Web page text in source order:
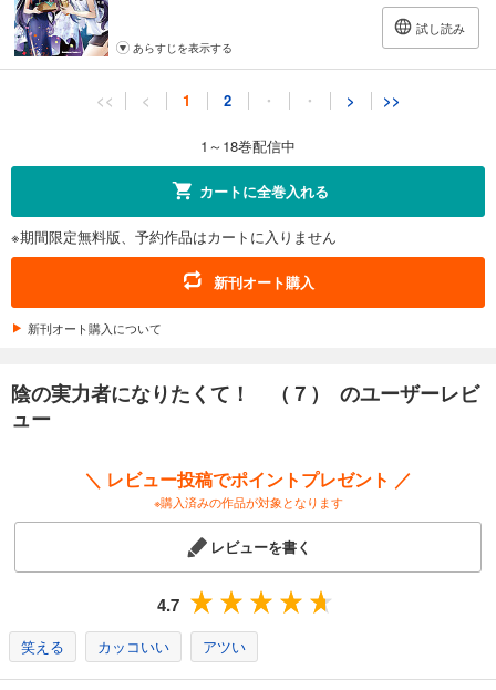
試し読み
あらすじを表示する
陰の実力者になりたくて！ （１１）
陰の実力者になりたくて！ （１２）
円 (税込)
陰の実力者になりたくて！ （１３）
あらすじを表示する
陰の実力者になりたくて！ （１４）
円 (税込)
あらすじを表示する
<< < 1 2 ・ ・ > >>
1～18巻配信中
カートに全巻入れる
※期間限定無料版、予約作品はカートに入りません
新刊オート購入
新刊オート購入について
陰の実力者になりたくて！ （７） のユーザーレビ
ュー
＼ レビュー投稿でポイントプレゼント ／
※購入済みの作品が対象となります
レビューを書く
4.7
笑える カッコいい アツい